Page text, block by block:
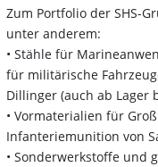
Zum Portfolio der SHS-
unter anderem:
• Stähle für
für militärische
Dillinger (auch ab
• Vormaterialien für
Infanteriemunition von
• Sonderwerkstoffe und